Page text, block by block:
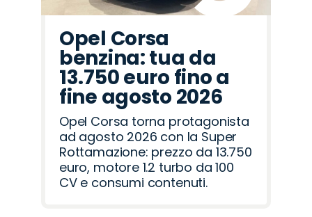
Opel Corsa
benzina: tua da
13.750 euro fino a
fine agosto 2026
Opel Corsa torna protagonista
ad agosto 2026 con la Super
Rottamazione: prezzo da 13.750
euro, motore 1.2 turbo da 100
CV e consumi contenuti.